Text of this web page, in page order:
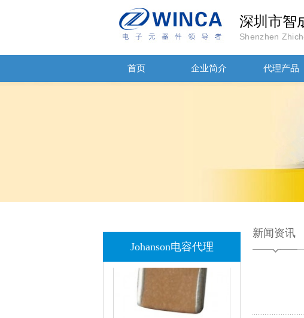
深圳市智
Shenzhen
首页 企业简介 代理产品
Johanson电容代理
JOHANSON代理商供应贴片电容500R07S2R2BV4T
新闻资讯